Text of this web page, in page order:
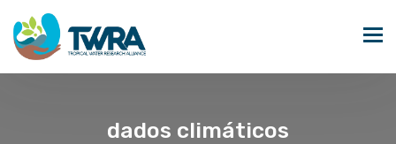
dados climáticos